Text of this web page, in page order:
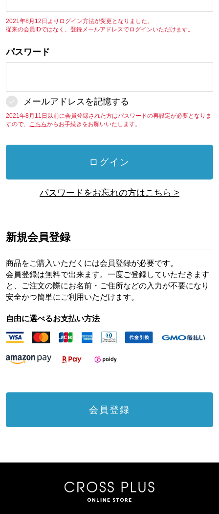
2021年8月12日よりログイン方法が変更となりました。
従来の会員IDではなく、登録メールアドレスでログインいただけます。
パスワード
メールアドレスを記憶する
2021年8月11日以前に会員登録された方はパスワードの再設定が必要となりま
すので、
こちらからお手続きをお願いいたします。
ログイン
パスワードをお忘れの方はこちら >
新規会員登録
商品をご購入いただくには会員登録が必要です。
会員登録は無料で出来ます。一度ご登録していただきます
と、ご注文の際にお名前・ご住所などの入力が不要になり
安全かつ簡単にご利用いただけます。
自由に選べるお支払い方法
会員登録